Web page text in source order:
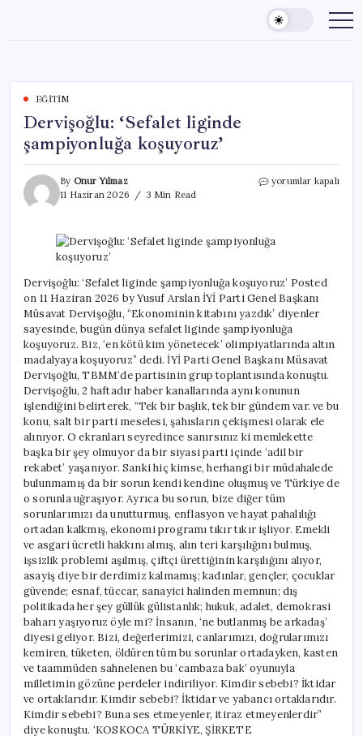
content
EĞITIM
Dervişoğlu: ‘Sefalet liginde
şampiyonluğa koşuyoruz’
By Onur Yılmaz
11 Haziran 2026
3 Min Read
Dervişoğlu:
için
yorumlar kapalı
Dervişoğlu: ‘Sefalet liginde şampiyonluğa koşuyoruz’ Posted
on 11 Haziran 2026 by Yusuf Arslan İYİ Parti Genel Başkanı
Müsavat Dervişoğlu, “Ekonominin kitabını yazdık’ diyenler
sayesinde, bugün dünya sefalet liginde şampiyonluğa
koşuyoruz. Biz, ‘en kötü kim yönetecek’ olimpiyatlarında altın
madalyaya koşuyoruz” dedi. İYİ Parti Genel Başkanı Müsavat
Dervişoğlu, TBMM’de partisinin grup toplantısında konuştu.
Dervişoğlu, 2 haftadır haber kanallarında aynı konunun
işlendiğini belirterek, “Tek bir başlık, tek bir gündem var. ve bu
konu, salt bir parti meselesi, şahısların çekişmesi olarak ele
alınıyor. O ekranları seyredince sanırsınız ki memlekette
başka bir şey olmuyor da bir siyasi parti içinde ‘adil bir
rekabet’ yaşanıyor. Sanki hiç kimse, herhangi bir müdahalede
bulunmamış da bir sorun kendi kendine oluşmuş ve Türkiye de
o sorunla uğraşıyor. Ayrıca bu sorun, bize diğer tüm
sorunlarımızı da unutturmuş, enflasyon ve hayat pahalılığı
ortadan kalkmış, ekonomi programı tıkır tıkır işliyor. Emekli
ve asgari ücretli hakkını almış, alın teri karşılığını bulmuş,
işsizlik problemi aşılmış, çiftçi ürettiğinin karşılığını alıyor,
asayiş diye bir derdimiz kalmamış; kadınlar, gençler, çocuklar
güvende; esnaf, tüccar, sanayici halinden memnun; dış
politikada her şey güllük gülistanlık; hukuk, adalet, demokrasi
baharı yaşıyoruz öyle mi? İnsanın, ‘ne butlanmış be arkadaş’
diyesi geliyor. Bizi, değerlerimizi, canlarımızı, doğrularımızı
kemiren, tüketen, öldüren tüm bu sorunlar ortadayken, kasten
ve taammüden sahnelenen bu ‘cambaza bak’ oyunuyla
milletimin gözüne perdeler indiriliyor. Kimdir sebebi? İktidar
ve ortaklarıdır. Kimdir sebebi? İktidar ve yabancı ortaklarıdır.
Kimdir sebebi? Buna ses etmeyenler, itiraz etmeyenlerdir”
diye konuştu. ‘KOSKOCA TÜRKİYE, ŞİRKETE